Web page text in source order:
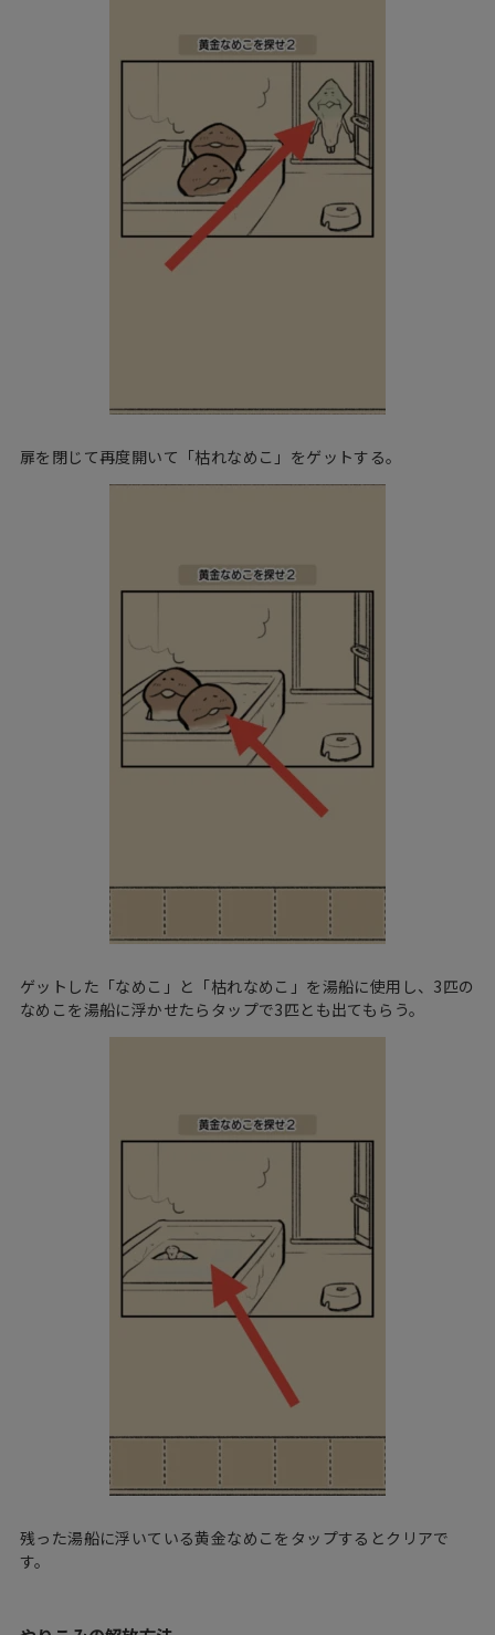
扉を閉じて再度開いて「枯れなめこ」をゲットする。
ゲットした「なめこ」と「枯れなめこ」を湯船に使用し、3匹の
なめこを湯船に浮かせたらタップで3匹とも出てもらう。
残った湯船に浮いている黄金なめこをタップするとクリアで
す。